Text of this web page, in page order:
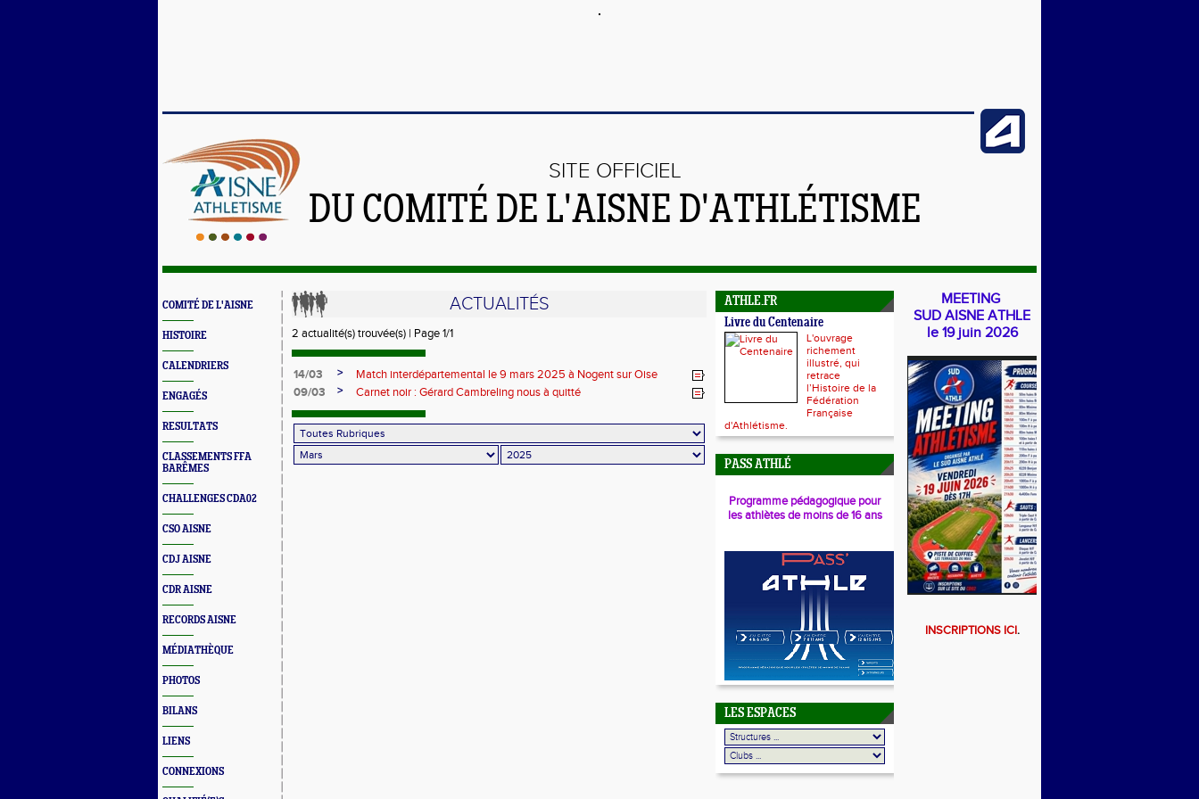
SITE OFFICIEL
DU COMITÉ DE L'AISNE D'ATHLÉTISME
COMITÉ DE L'AISNE
HISTOIRE
CALENDRIERS
ENGAGÉS
RESULTATS
CLASSEMENTS FFA
BARÊMES
CHALLENGES CDA02
CSO AISNE
CDJ AISNE
CDR AISNE
RECORDS AISNE
MÉDIATHÈQUE
PHOTOS
BILANS
LIENS
CONNEXIONS
ACTUALITÉS
2 actualité(s) trouvée(s) | Page 1/1
14/03 >
Match interdépartemental le 9 mars 2025 à Nogent sur Oise
09/03
> Carnet noir : Gérard Cambreling nous à quitté
ATHLE.FR
Livre du Centenaire
L'ouvrage
richement
illustré, qui
retrace
l’Histoire de la
Fédération
Française
d'Athlétisme.
PASS ATHLÉ
Programme pédagogique pour
les athlètes de moins de 16 ans
LES ESPACES
MEETING
SUD AISNE ATHLE
le 19 juin 2026
INSCRIPTIONS ICI.